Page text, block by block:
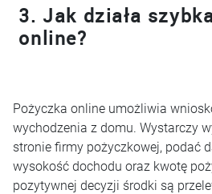
3. Jak działa
online?
Pożyczka online umożliwia
wychodzenia z domu. Wystarczy
stronie firmy pożyczkowej, podać
wysokość dochodu oraz kwotę
pozytywnej decyzji środki są